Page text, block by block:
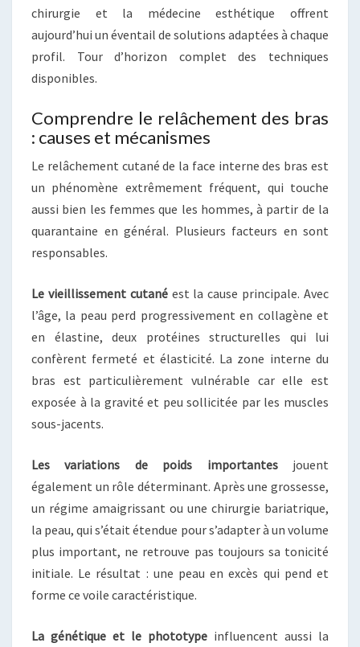
chirurgie et la médecine esthétique offrent
aujourd’hui un éventail de solutions adaptées à chaque
profil. Tour d’horizon complet des techniques
disponibles.
Comprendre le relâchement des bras
: causes et mécanismes
Le relâchement cutané de la face interne des bras est
un phénomène extrêmement fréquent, qui touche
aussi bien les femmes que les hommes, à partir de la
quarantaine en général. Plusieurs facteurs en sont
responsables.
Le vieillissement cutanéest la cause principale. Avec
l’âge, la peau perd progressivement en collagène et
en élastine, deux protéines structurelles qui lui
confèrent fermeté et élasticité. La zone interne du
bras est particulièrement vulnérable car elle est
exposée à la gravité et peu sollicitée par les muscles
sous-jacents.
Les variations de poids importantesjouent
également un rôle déterminant. Après une grossesse,
un régime amaigrissant ou une chirurgie bariatrique,
la peau, qui s’était étendue pour s’adapter à un volume
plus important, ne retrouve pas toujours sa tonicité
initiale. Le résultat : une peau en excès qui pend et
forme ce voile caractéristique.
La génétique et le phototype influencent aussi la